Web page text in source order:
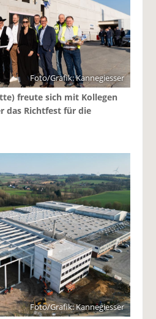
Foto/Grafik: Kannegiesser
freute sich mit Kollegen
das Richtfest für die
Foto/Grafik: Kannegiesser